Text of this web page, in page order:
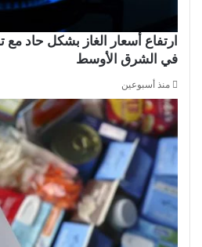
ارتفاع أسعار الغاز بشكل حاد مع
في الشرق الأوسط
منذ أسبوعين